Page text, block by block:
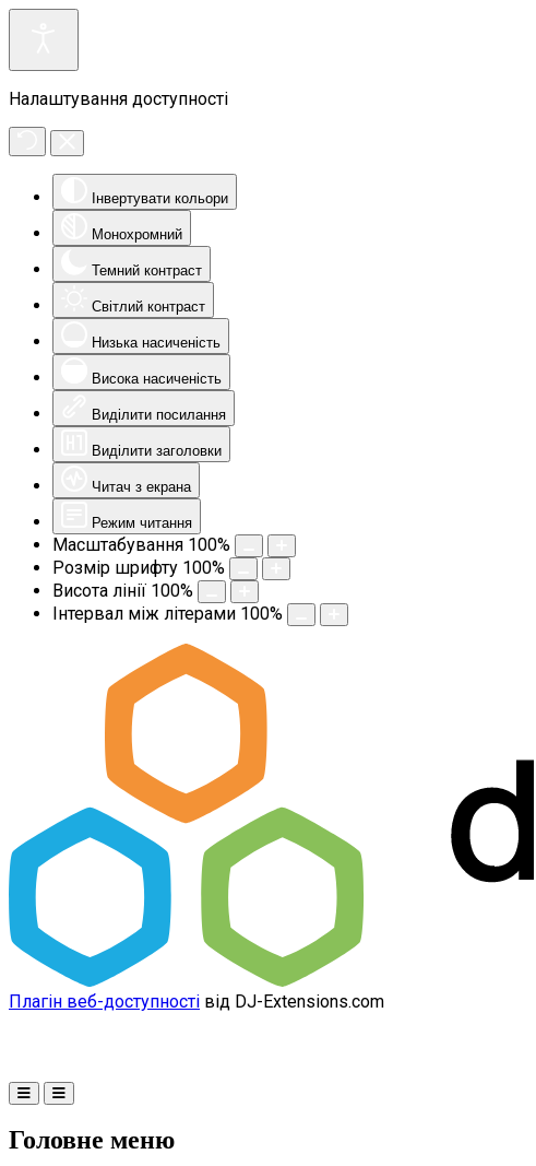
Налаштування доступності
Інвертувати кольори
Монохромний
Темний контраст
Світлий контраст
Низька насиченість
Висока насиченість
Виділити посилання
Виділити заголовки
Читач з екрана
Режим читання
Масштабування 100%
Розмір шрифту 100%
Висота лінії 100%
Інтервал між літерами 100%
Плагін веб-доступності від DJ-Extensions.com
Головне меню